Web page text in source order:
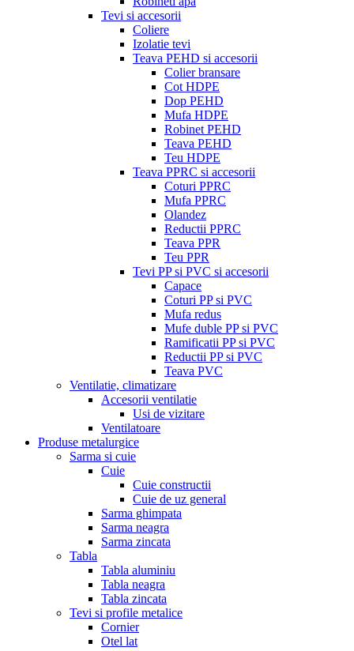
Tevi si accesorii
Coliere
Izolatie tevi
Teava PEHD si accesorii
Colier bransare
Cot HDPE
Dop PEHD
Mufa HDPE
Robinet PEHD
Teava PEHD
Teu HDPE
Teava PPRC si accesorii
Coturi PPRC
Mufa PPRC
Olandez
Reductii PPRC
Teava PPR
Teu PPR
Tevi PP si PVC si accesorii
Capace
Coturi PP si PVC
Mufa redus
Mufe duble PP si PVC
Ramificatii PP si PVC
Reductii PP si PVC
Teava PVC
Ventilatie, climatizare
Accesorii ventilatie
Usi de vizitare
Ventilatoare
Produse metalurgice
Sarma si cuie
Cuie
Cuie constructii
Cuie de uz general
Sarma ghimpata
Sarma neagra
Sarma zincata
Tabla
Tabla aluminiu
Tabla neagra
Tabla zincata
Tevi si profile metalice
Cornier
Otel lat